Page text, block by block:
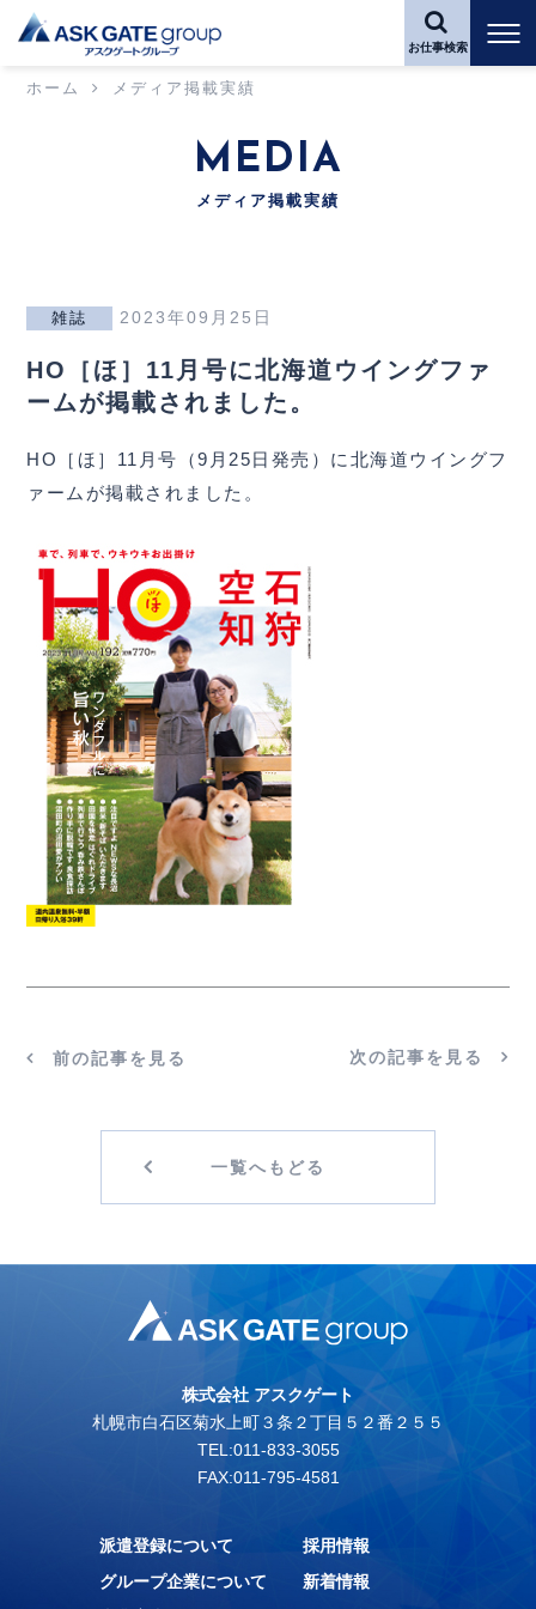
お仕事検索
ホーム メディア掲載実績
MEDIA
メディア掲載実績
雑誌 2023年09月25日
HO［ほ］11月号に北海道ウイングファ
ームが掲載されました。
HO［ほ］11月号（9月25日発売）に北海道ウイングフ
ァームが掲載されました。
前の記事を見る 次の記事を見る
一覧へもどる
株式会社 アスクゲート
札幌市白石区菊水上町３条２丁目５２番２５５
TEL:011-833-3055
FAX:011-795-4581
派遣登録について
グループ企業について
採用情報
新着情報